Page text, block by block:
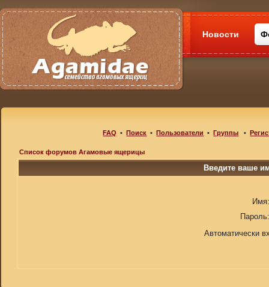
Новости
FAQ •Поиск •Пользователи •Группы •
Список форумов Агамовые ящерицы
Введите ваше
Имя:
Пароль:
Автоматически